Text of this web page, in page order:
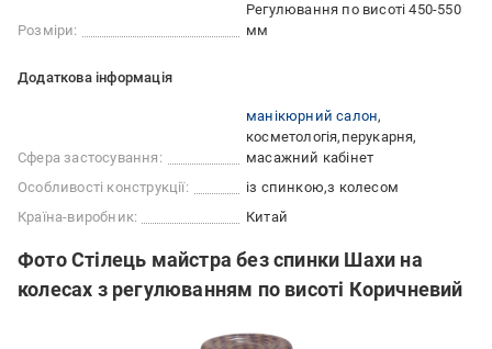
Розміри:
Регулювання по висоті 450-550
мм
Додаткова інформація
Сфера застосування:
манікюрний салон
косметологія перукарня
масажний кабінет
Особливості конструкції:
із спинкою з колесом
Країна-виробник:
Китай
Фото Стілець майстра без спинки Шахи на
колесах з регулюванням по висоті Коричневий